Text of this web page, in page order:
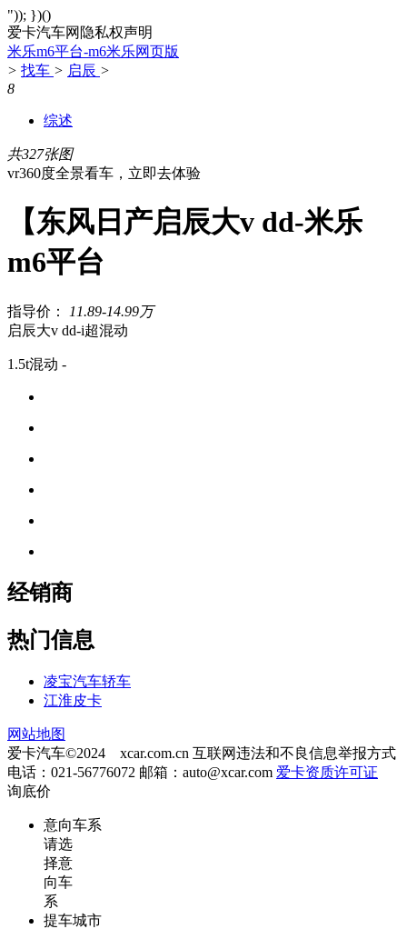
")); })()
爱卡汽车网隐私权声明
米乐m6平台-m6米乐网页版
> 找车 > 启辰 >
8
综述
共327张图
vr360度全景看车，立即去体验
【东风日产启辰大v dd-米乐
m6平台
指导价：
11.89-14.99万
启辰大v dd-i超混动
1.5t混动 -
经销商
热门信息
凌宝汽车轿车
江淮皮卡
网站地图
爱卡汽车©2024 xcar.com.cn 互联网违法和不良信息举报方式
电话：021-56776072 邮箱： auto@xcar.com 爱卡资质许可证
询底价
意向车系
请选
择意
向车
系
提车城市